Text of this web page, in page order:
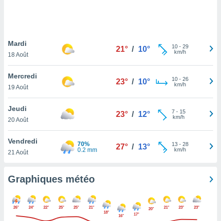
pas
de
à
cas,
que
sur le
et que
ne
Mardi
18 Août
21° / 10° 10- 29
km/h
Mercredi
19 Août
23° / 10° 10- 26
km/h
Jeudi
20 Août
23° / 12° 7- 15
km/h
Vendredi
21 Août
70%
0.2 mm
27° / 13° 13- 28
km/h
Graphiques météo
26° 24° 22° 25° 25°
21°
18°
16° 17°
20° 21° 23° 23°